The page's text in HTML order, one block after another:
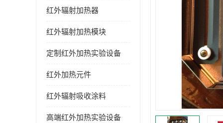
红外辐射加热器
红外辐射加热模块
定制红外加热实验设备
红外加热元件
红外辐射吸收涂料
高端红外加热实验设备